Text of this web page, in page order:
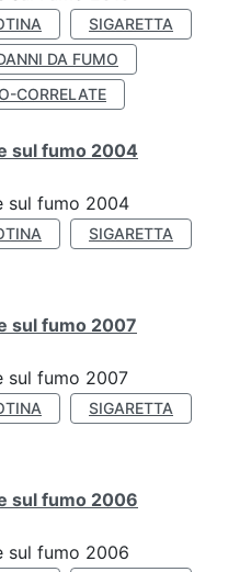
SIGARETTA
DA FUMO
CORRELATE
sul fumo 2004
sul fumo 2004
SIGARETTA
sul fumo 2007
sul fumo 2007
SIGARETTA
sul fumo 2006
sul fumo 2006